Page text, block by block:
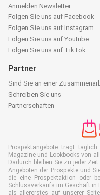
Anmelden Newsletter
Folgen Sie uns auf Facebook
Folgen Sie uns auf Instagram
Folgen Sie uns auf Youtube
Folgen Sie uns auf TikTok
Partner
Sind Sie an einer
Schreiben Sie uns
Partnerschaften
Prospektangebote trägt täglich
Magazine und Lookbooks von
Dadurch bleiben Sie zu jeder
Angeboten der Prospekte und
die eine Prospektaktion oder
Schlussverkaufs im Geschäft in
als allererstes auf unserer